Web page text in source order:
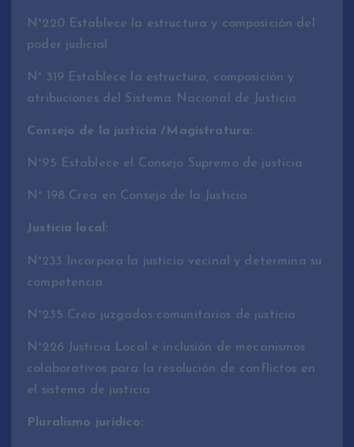
N°220 Establece la estructura y composición del
poder judicial
N° 319 Establece la estructura, composición y
atribuciones del Sistema Nacional de Justicia
Consejo de la justicia /Magistratura:
N°95 Establece el Consejo Supremo de justicia
N° 198 Crea en Consejo de la Justicia
Justicia local:
N°233 Incorpora la justicia vecinal y determina su
competencia
N°235 Crea juzgados comunitarios de justicia
N°226 Justicia Local e inclusión de mecanismos
colaborativos para la resolución de conflictos en
el sistema de justicia
Pluralismo jurídico: